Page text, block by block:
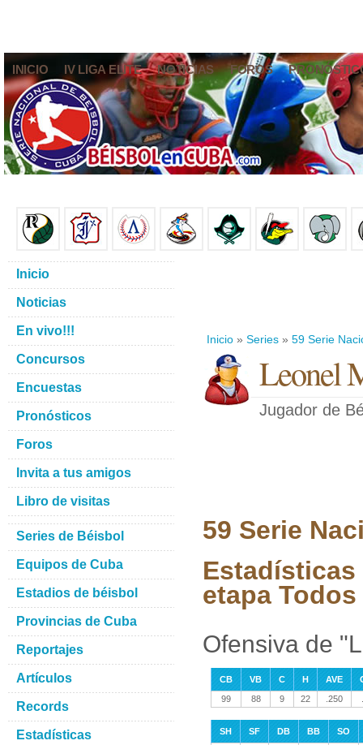
INICIO IV LIGA ELITE NOTICIAS FOROS
Inicio » Series » 59 Serie
Leonel
Jugador de
59 Serie
Estadísticas
etapa
Ofensiva de
CB VB C H AVE
99
88 9 22 .250
SH SF DB BB
SO
Inicio
Noticias
En vivo!!!
Concursos
Encuestas
Pronósticos
Foros
Invita a tus amigos
Libro de visitas
Series de Béisbol
Equipos de Cuba
Estadios de béisbol
Provincias de Cuba
Reportajes
Artículos
Records
Estadísticas